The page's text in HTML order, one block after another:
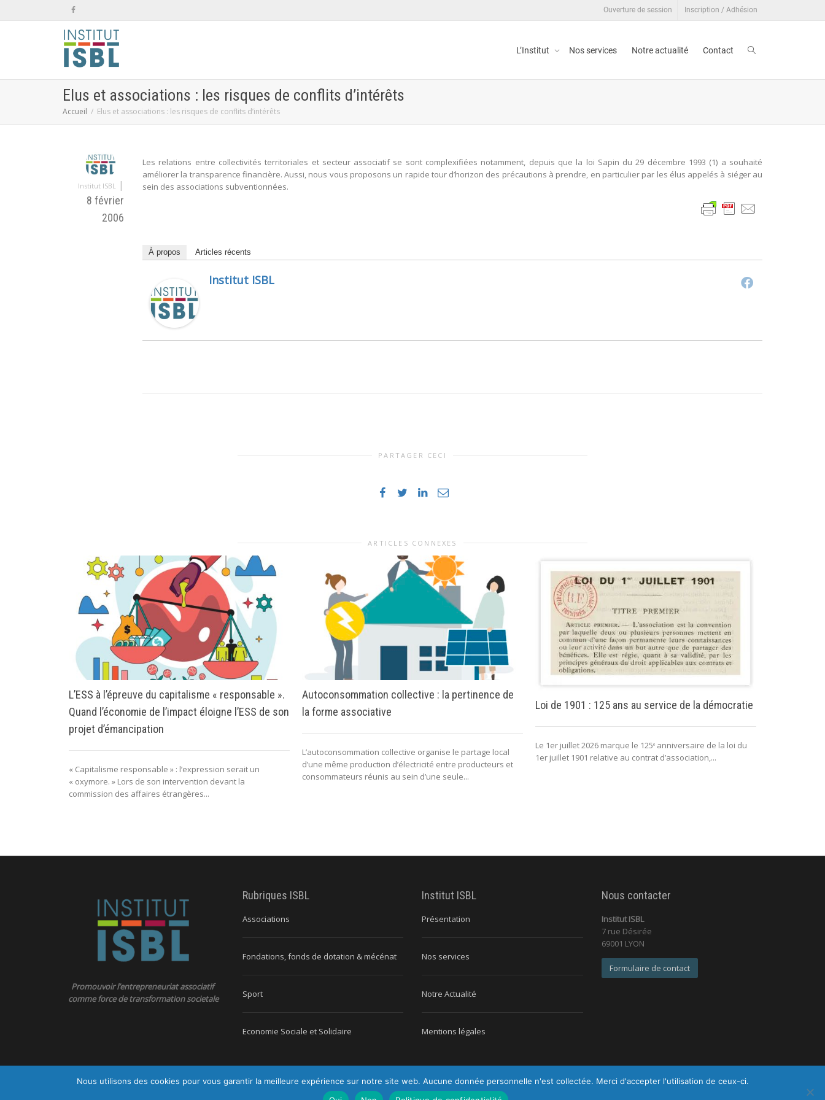
Ouverture de session Inscription / Adhésion
L’Institut Nos services Notre actualité Contact
Elus et associations : les risques de conflits d’intérêts
Accueil Elus et associations : les risques de conflits d’intérêts
Institut ISBL |
8 février
2006
Les relations entre collectivités territoriales et secteur associatif se sont complexifiées notamment, depuis que la loi Sapin du 29 décembre 1993 (1) a souhaité
améliorer la transparence financière. Aussi, nous vous proposons un rapide tour d’horizon des précautions à prendre, en particulier par les élus appelés à siéger au
sein des associations subventionnées.
À propos Articles récents
Institut ISBL
PARTAGER CECI
ARTICLES CONNEXES
L’ESS à l’épreuve du capitalisme « responsable ».
Quand l’économie de l’impact éloigne l’ESS de son
projet d’émancipation
« Capitalisme responsable » : l’expression serait un
« oxymore. » Lors de son intervention devant la
commission des affaires étrangères...
Autoconsommation collective : la pertinence de
la forme associative
L’autoconsommation collective organise le partage local
d’une même production d’électricité entre producteurs et
consommateurs réunis au sein d’une seule...
Loi de 1901 : 125 ans au service de la démocratie
Le 1er juillet 2026 marque le 125ᵉ anniversaire de la loi du
1er juillet 1901 relative au contrat d’association,...
Promouvoir l’entrepreneuriat associatif
comme force de transformation societale
Rubriques ISBL
Associations
Fondations, fonds de dotation & mécénat
Sport
Economie Sociale et Solidaire
Institut ISBL
Présentation
Nos services
Notre Actualité
Mentions légales
Nous contacter
Institut ISBL
7 rue Désirée
69001 LYON
Formulaire de contact
Nous utilisons des cookies pour vous garantir la meilleure expérience sur notre site web. Aucune donnée personnelle n'est collectée. Merci d'accepter l'utilisation de ceux-ci.